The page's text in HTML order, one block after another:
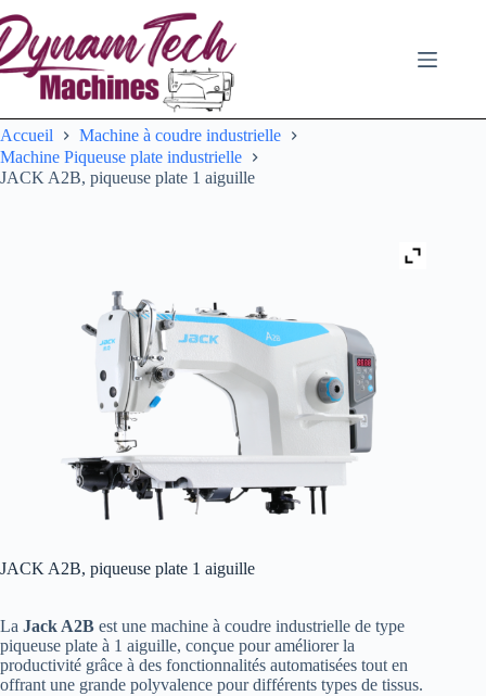
au
contenu
Accueil
Machine à coudre industrielle
Machine Piqueuse plate industrielle
JACK A2B, piqueuse plate 1 aiguille
JACK A2B, piqueuse plate 1 aiguille
La Jack A2B est une machine à coudre industrielle de type
piqueuse plate à 1 aiguille, conçue pour améliorer la
productivité grâce à des fonctionnalités automatisées tout en
offrant une grande polyvalence pour différents types de tissus.